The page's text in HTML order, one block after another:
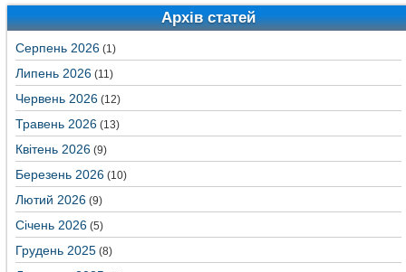
Архів статей
Серпень 2026 (1)
Липень 2026 (11)
Червень 2026 (12)
Травень 2026 (13)
Квітень 2026 (9)
Березень 2026 (10)
Лютий 2026 (9)
Січень 2026 (5)
Грудень 2025 (8)